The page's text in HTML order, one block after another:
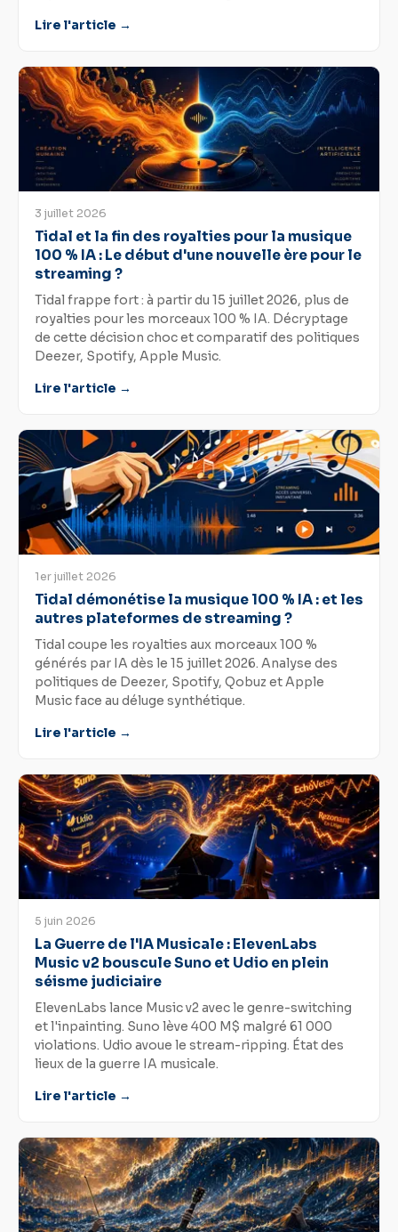
Lire l'article →
3 juillet 2026
Tidal et la fin des royalties pour la musique
100 % IA : Le début d'une nouvelle ère pour le
streaming ?
Tidal frappe fort : à partir du 15 juillet 2026, plus de
royalties pour les morceaux 100 % IA. Décryptage
de cette décision choc et comparatif des politiques
Deezer, Spotify, Apple Music.
Lire l'article →
1er juillet 2026
Tidal démonétise la musique 100 % IA : et les
autres plateformes de streaming ?
Tidal coupe les royalties aux morceaux 100 %
générés par IA dès le 15 juillet 2026. Analyse des
politiques de Deezer, Spotify, Qobuz et Apple
Music face au déluge synthétique.
Lire l'article →
5 juin 2026
La Guerre de l'IA Musicale : ElevenLabs
Music v2 bouscule Suno et Udio en plein
séisme judiciaire
ElevenLabs lance Music v2 avec le genre-switching
et l'inpainting. Suno lève 400 M$ malgré 61 000
violations. Udio avoue le stream-ripping. État des
lieux de la guerre IA musicale.
Lire l'article →